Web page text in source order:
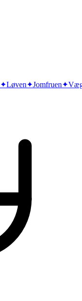
✦Løven✦Jomfruen✦